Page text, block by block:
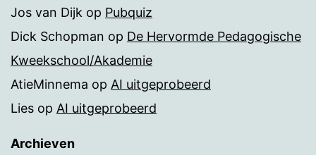
Jos van Dijk op Pubquiz
Dick Schopman op De Hervormde Pedagogische
Kweekschool/Akademie
AtieMinnema op AI uitgeprobeerd
Lies op AI uitgeprobeerd
Archieven